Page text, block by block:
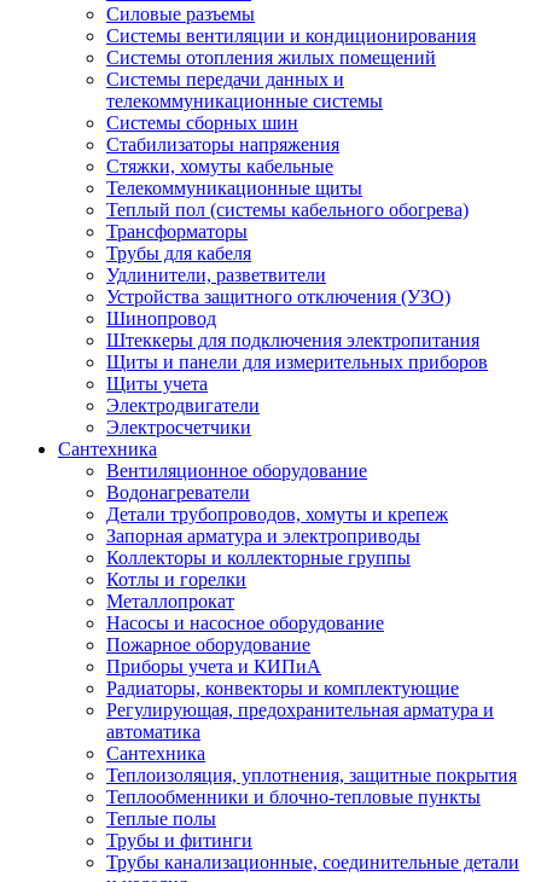
Силовые разъемы
Системы вентиляции и кондиционирования
Системы отопления жилых помещений
Системы передачи данных и
телекоммуникационные системы
Системы сборных шин
Стабилизаторы напряжения
Стяжки, хомуты кабельные
Телекоммуникационные щиты
Теплый пол (системы кабельного обогрева)
Трансформаторы
Трубы для кабеля
Удлинители, разветвители
Устройства защитного отключения (УЗО)
Шинопровод
Штеккеры для подключения электропитания
Щиты и панели для измерительных приборов
Щиты учета
Электродвигатели
Электросчетчики
Сантехника
Вентиляционное оборудование
Водонагреватели
Детали трубопроводов, хомуты и крепеж
Запорная арматура и электроприводы
Коллекторы и коллекторные группы
Котлы и горелки
Металлопрокат
Насосы и насосное оборудование
Пожарное оборудование
Приборы учета и КИПиА
Радиаторы, конвекторы и комплектующие
Регулирующая, предохранительная арматура и
автоматика
Сантехника
Теплоизоляция, уплотнения, защитные покрытия
Теплообменники и блочно-тепловые пункты
Теплые полы
Трубы и фитинги
Трубы канализационные, соединительные детали